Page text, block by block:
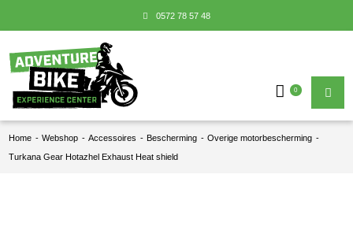
0572 78 57 48
0
Home - Webshop - Accessoires - Bescherming - Overige motorbescherming -
Turkana Gear Hotazhel Exhaust Heat shield